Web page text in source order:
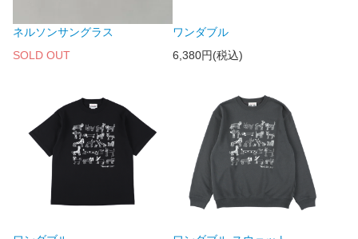
ネルソンサングラス
SOLD OUT
ワンダブル
6,380円(税込)